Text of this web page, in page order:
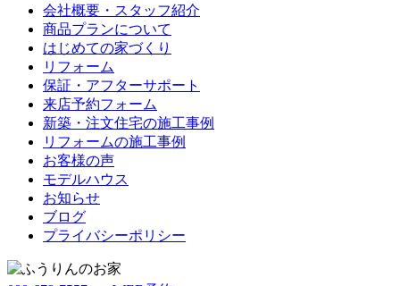
会社概要・スタッフ紹介
商品プランについて
はじめての家づくり
リフォーム
保証・アフターサポート
来店予約フォーム
新築・注文住宅の施工事例
リフォームの施工事例
お客様の声
モデルハウス
お知らせ
ブログ
プライバシーポリシー